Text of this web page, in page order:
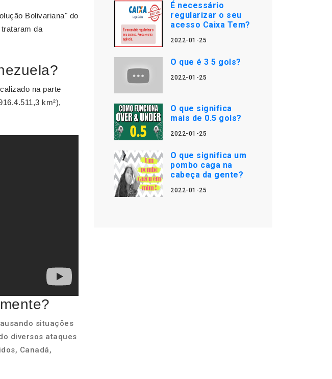
Bolivariana" do
da
na parte
km²),
situações
diversos ataques
Canadá,
É necessário
regularizar o seu
acesso Caixa Tem?
2022-01-25
O que é 3 5 gols?
2022-01-25
O que significa
mais de 0.5 gols?
2022-01-25
O que significa um
pombo caga na
cabeça da gente?
2022-01-25